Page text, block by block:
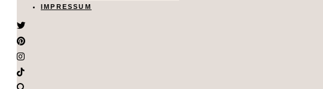
IMPRESSUM